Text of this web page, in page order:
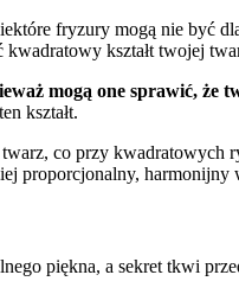
fryzury mogą nie być
kształt twojej
mogą one sprawić, że
kształt.
co przy kwadratowych
proporcjonalny, harmonijny
piękna, a sekret tkwi